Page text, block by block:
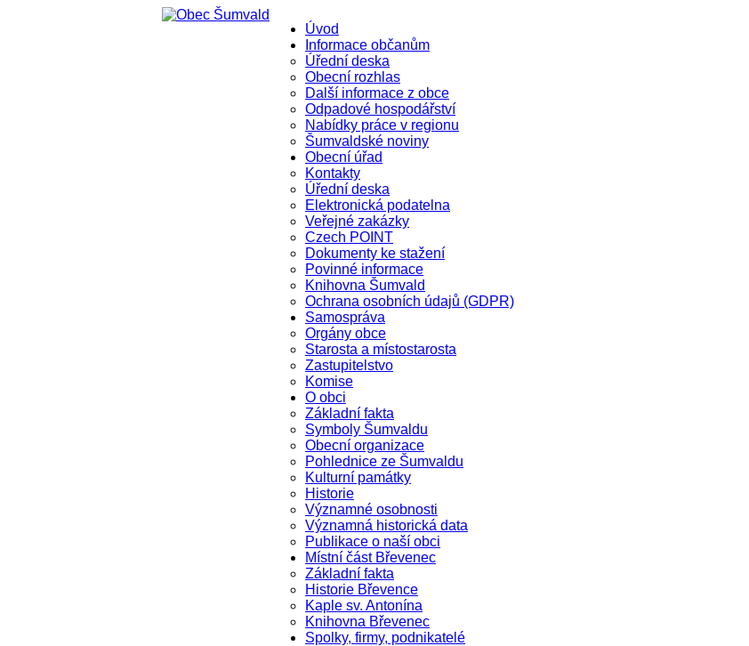
Úvod
Informace občanům
Úřední deska
Obecní rozhlas
Další informace z obce
Odpadové hospodářství
Nabídky práce v regionu
Šumvaldské noviny
Obecní úřad
Kontakty
Úřední deska
Elektronická podatelna
Veřejné zakázky
Czech POINT
Dokumenty ke stažení
Povinné informace
Knihovna Šumvald
Ochrana osobních údajů (GDPR)
Samospráva
Orgány obce
Starosta a místostarosta
Zastupitelstvo
Komise
O obci
Základní fakta
Symboly Šumvaldu
Obecní organizace
Pohlednice ze Šumvaldu
Kulturní památky
Historie
Významné osobnosti
Významná historická data
Publikace o naší obci
Místní část Břevenec
Základní fakta
Historie Břevence
Kaple sv. Antonína
Knihovna Břevenec
Spolky, firmy, podnikatelé